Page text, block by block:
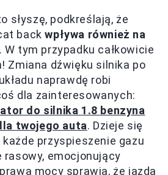
słyszę, podkreślają, że
backwpływa również na
. W tym przypadku całkowicie
Zmiana dźwięku silnika po
naprawdę robi
dla zainteresowanych:
do silnika 1.8 benzyna
twojego auta. Dzieje się
przyspieszenie gazu
rasowy, emocjonujący
mocy sprawia, że jazda